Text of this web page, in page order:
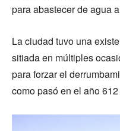
para abastecer de agua
La ciudad tuvo una
sitiada en múltiples
para forzar el
como pasó en el año